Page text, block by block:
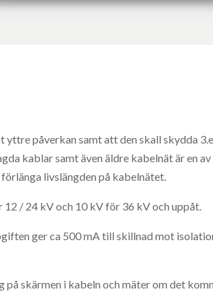
påverkan samt att den skall skydda
kablar samt även äldre kabelnät är en av
livslängden på kabelnätet.
/ 24 kV och 10 kV för 36 kV och uppåt.
ger ca 500 mA till skillnad mot
på skärmen i kabeln och mäter om det